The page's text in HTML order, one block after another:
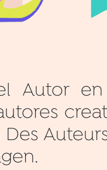
Autor